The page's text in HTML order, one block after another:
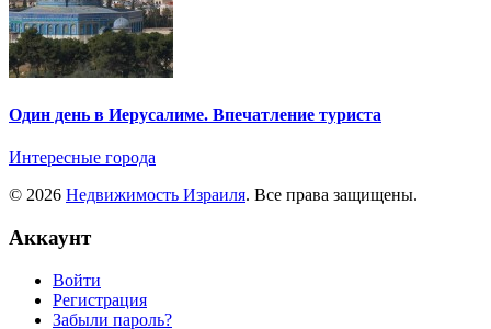
Один день в Иерусалиме. Впечатление туриста
Интересные города
© 2026 Недвижимость Израиля. Все права защищены.
Аккаунт
Войти
Регистрация
Забыли пароль?